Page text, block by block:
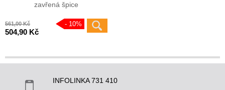
zavřená špice
561,00 Kč 10%
504,90 Kč
INFOLINKA 731 410